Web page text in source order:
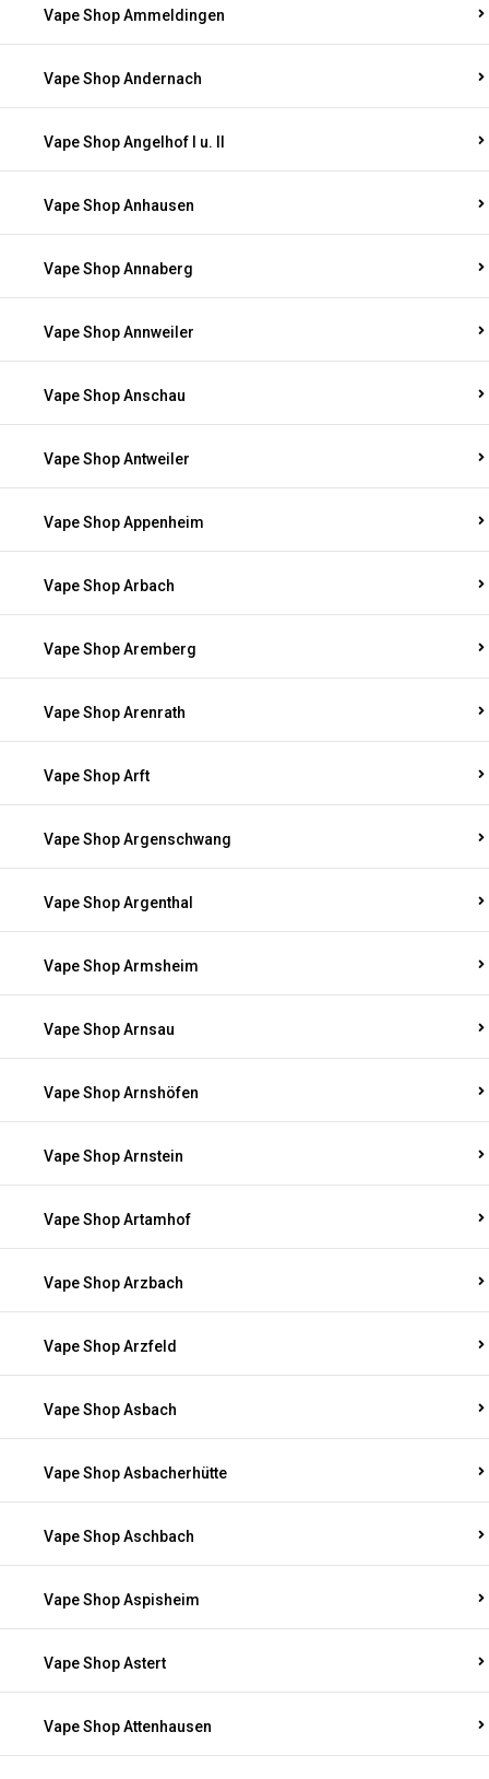
Vape Shop Ammeldingen
Vape Shop Andernach
Vape Shop Angelhof I u. II
Vape Shop Anhausen
Vape Shop Annaberg
Vape Shop Annweiler
Vape Shop Anschau
Vape Shop Antweiler
Vape Shop Appenheim
Vape Shop Arbach
Vape Shop Aremberg
Vape Shop Arenrath
Vape Shop Arft
Vape Shop Argenschwang
Vape Shop Argenthal
Vape Shop Armsheim
Vape Shop Arnsau
Vape Shop Arnshöfen
Vape Shop Arnstein
Vape Shop Artamhof
Vape Shop Arzbach
Vape Shop Arzfeld
Vape Shop Asbach
Vape Shop Asbacherhütte
Vape Shop Aschbach
Vape Shop Aspisheim
Vape Shop Astert
Vape Shop Attenhausen